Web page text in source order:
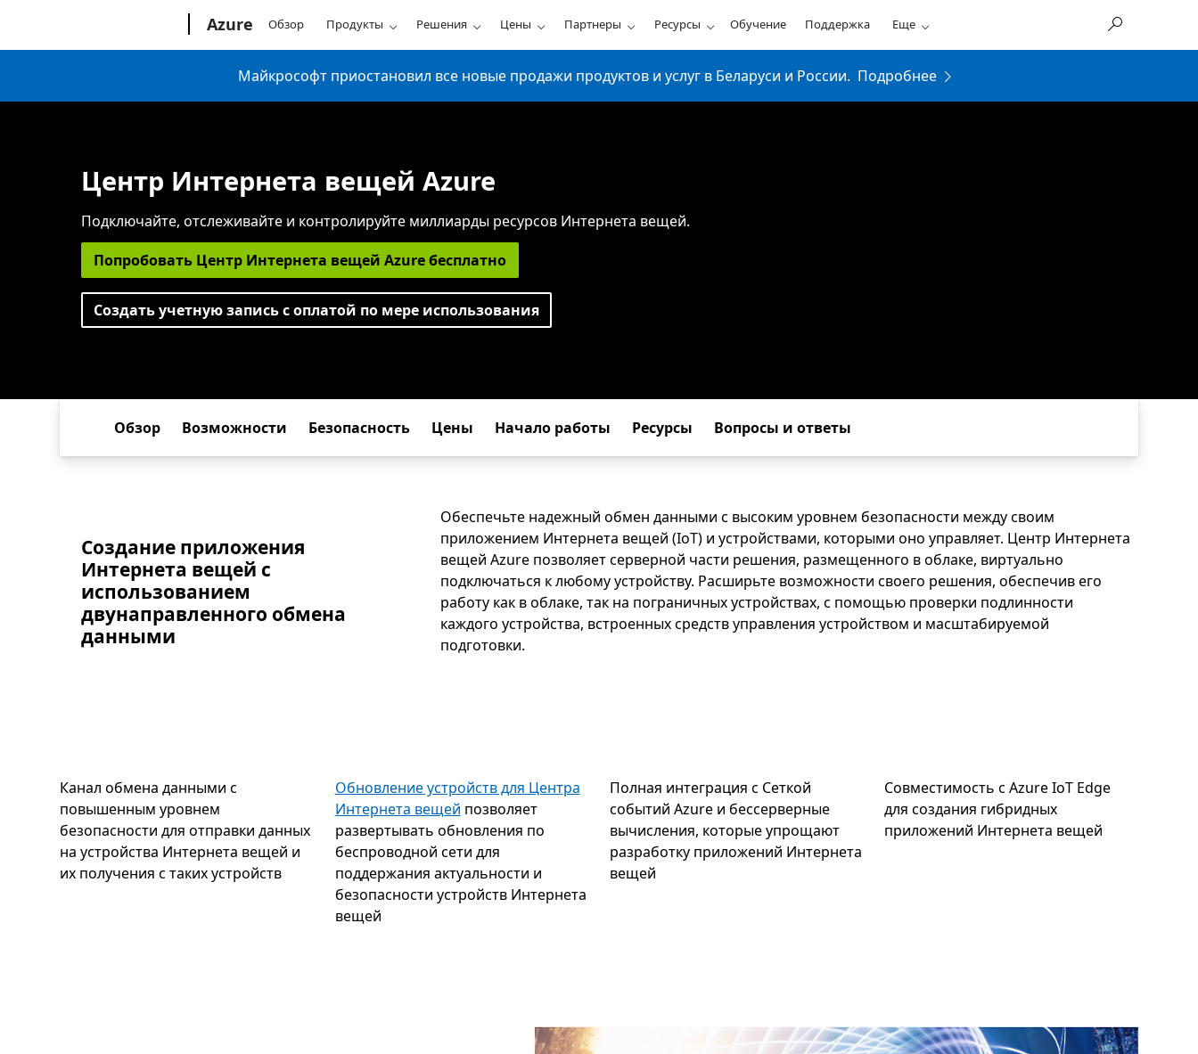
Azure Обзор Продукты Решения Цены Партнеры Ресурсы Обучение Поддержка Еще
Майкрософт приостановил все новые продажи продуктов и услуг в Беларуси и России. Подробнее
Центр Интернета вещей Azure
Подключайте, отслеживайте и контролируйте миллиарды ресурсов Интернета вещей.
Попробовать Центр Интернета вещей Azure бесплатно
Создать учетную запись с оплатой по мере использования
Обзор Возможности Безопасность Цены Начало работы Ресурсы Вопросы и ответы
Создание приложения
Интернета вещей с
использованием
двунаправленного обмена
данными
Обеспечьте надежный обмен данными с высоким уровнем безопасности между своим
приложением Интернета вещей (IoT) и устройствами, которыми оно управляет. Центр Интернета
вещей Azure позволяет серверной части решения, размещенного в облаке, виртуально
подключаться к любому устройству. Расширьте возможности своего решения, обеспечив его
работу как в облаке, так на пограничных устройствах, с помощью проверки подлинности
каждого устройства, встроенных средств управления устройством и масштабируемой
подготовки.
Канал обмена данными с
повышенным уровнем
безопасности для отправки данных
на устройства Интернета вещей и
их получения с таких устройств
Обновление устройств для Центра
Интернета вещей позволяет
развертывать обновления по
беспроводной сети для
поддержания актуальности и
безопасности устройств Интернета
вещей
Полная интеграция с Сеткой
событий Azure и бессерверные
вычисления, которые упрощают
разработку приложений Интернета
вещей
Совместимость с Azure IoT Edge
для создания гибридных
приложений Интернета вещей